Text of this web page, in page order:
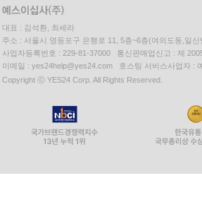
대표 : 김석환, 최세라
주소 : 서울시 영등포구 은행로 11, 5층~6층(여의도동,일신
사업자등록번호 : 229-81-37000 통신판매업신고 : 제
이메일 : yes24help@yes24.com 호스팅 서비스사업자 :
Copyright ⓒ YES24 Corp. All Rights Reserved.